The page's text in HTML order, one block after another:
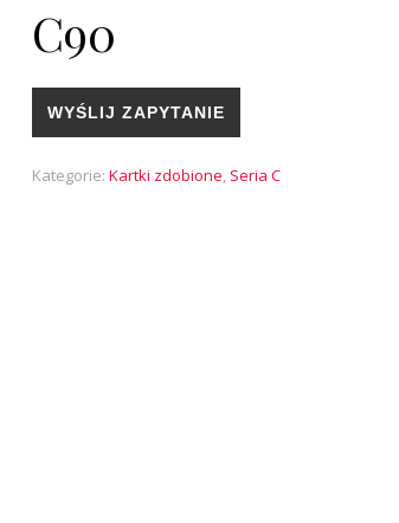
C90
WYŚLIJ ZAPYTANIE
Kategorie: Kartki zdobione, Seria C